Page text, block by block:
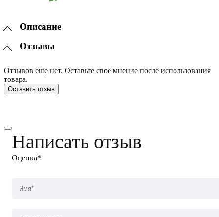
Описание
Отзывы
Отзывов еще нет. Оставьте свое мнение после использования
товара.
Оставить отзыв
Написать отзыв
Оценка*